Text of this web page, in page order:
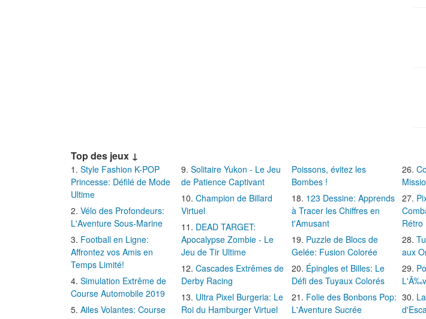
Top des jeux ↓
Style Fashion K-POP
Princesse: Défilé de Mode
Ultime
Vélo des Profondeurs:
L'Aventure Sous-Marine
Football en Ligne:
Affrontez vos Amis en
Temps Limité!
Simulation Extrême de
Course Automobile 2019
Ailes Volantes: Course
Solitaire Yukon - Le Jeu
de Patience Captivant
Champion de Billard
Virtuel
DEAD TARGET:
Apocalypse Zombie - Le
Jeu de Tir Ultime
Cascades Extrêmes de
Derby Racing
Ultra Pixel Burgeria: Le
Roi du Hamburger Virtuel
Poissons, évitez les
Bombes !
123 Dessine: Apprends
à Tracer les Chiffres en
t'Amusant
Puzzle de Blocs de
Gelée: Fusion Colorée
Épingles et Billes: Le
Défi des Tuyaux Colorés
Folie des Bonbons Pop:
L'Aventure Sucrée
Rétro
aux